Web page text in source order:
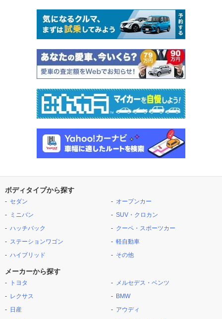
ボディタイプから探す
セダン
ミニバン
ハッチバック
ステーションワゴン
ハイブリッド
オープンカー
SUV・クロカン
クーペ・スポーツカー
軽自動車
その他
メーカーから探す
トヨタ
レクサス
日産
メルセデス・ベンツ
BMW
アウディ